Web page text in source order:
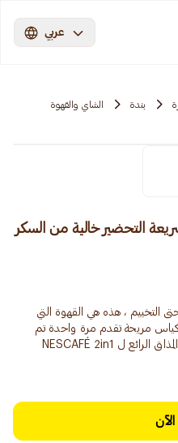
عربي
بندة الشاي والقهوة
قهوة سريعة التحضير خالية من السكر
حتى التخييم ، هذه هي القهوة التي
مريحة تقدم مرة واحدة تم
إنشاؤها خصيصا حتى تتمكن من تجربة المذاق الرائع ل NESCAFÉ 2in1